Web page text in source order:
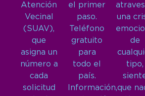
Atención
Vecinal
(SUAV),
que
asigna un
número a
cada
solicitud
el primer
paso.
Teléfono
gratuito
para
todo el
país.
Información,
una
de
tipo,
que